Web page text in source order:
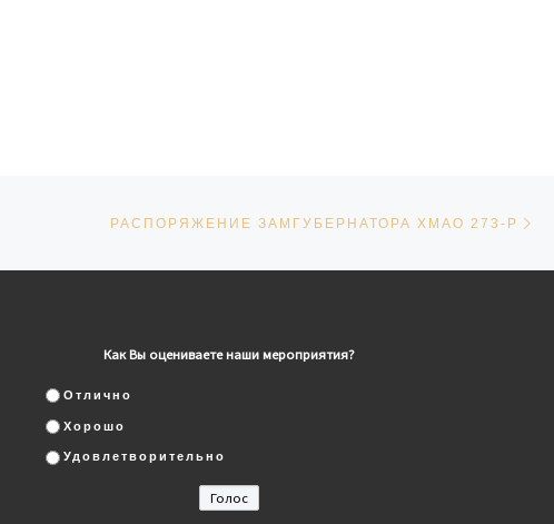
РАСПОРЯЖЕНИЕ ЗАМГУБЕРНАТОРА ХМАО 273-Р
Как Вы оцениваете наши мероприятия?
Отлично
Хорошо
Удовлетворительно